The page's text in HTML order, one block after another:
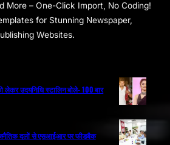
More – One-Click Import, No Coding!
for Stunning Newspaper,
Websites.
लेकर उदयनिधि स्टालिन बोले- 100 बार
दलों से एसआईआर पर फीडबैक